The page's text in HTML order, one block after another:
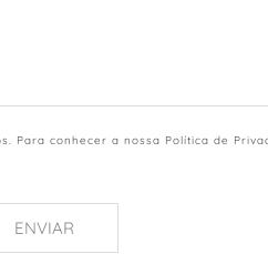
Para conhecer a nossa Política de
ENVIAR